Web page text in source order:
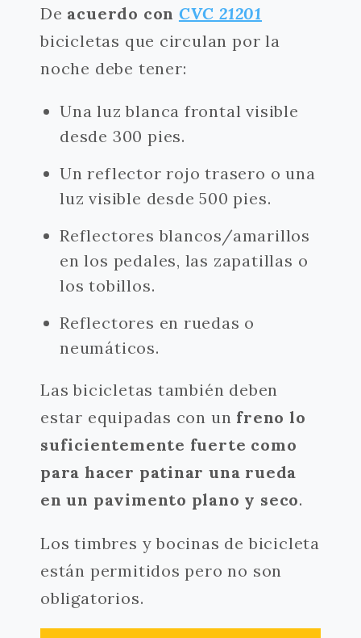
De acuerdo con CVC 21201
bicicletas que circulan por la
noche debe tener:
Una luz blanca frontal visible
desde 300 pies.
Un reflector rojo trasero o una
luz visible desde 500 pies.
Reflectores blancos/amarillos
en los pedales, las zapatillas o
los tobillos.
Reflectores en ruedas o
neumáticos.
Las bicicletas también deben
estar equipadas con un freno lo
suficientemente fuerte como
para hacer patinar una rueda
en un pavimento plano y seco.
Los timbres y bocinas de bicicleta
están permitidos pero no son
obligatorios.